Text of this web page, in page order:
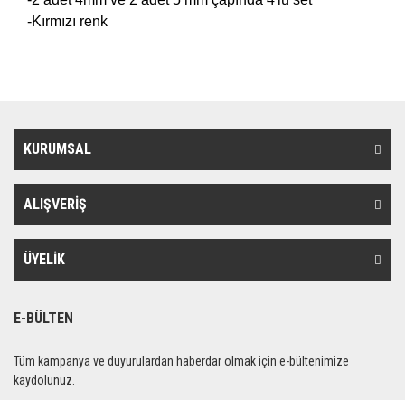
-Kırmızı renk
KURUMSAL
ALIŞVERİŞ
ÜYELİK
E-BÜLTEN
Tüm kampanya ve duyurulardan haberdar olmak için e-bültenimize
kaydolunuz.